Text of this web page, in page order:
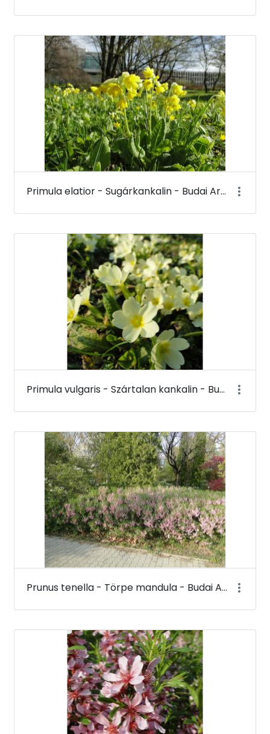
Primula elatior - Sugárkankalin - Budai Arborétum
Primula vulgaris - Szártalan kankalin - Budai Arborétum
Prunus tenella - Törpe mandula - Budai Arborétum